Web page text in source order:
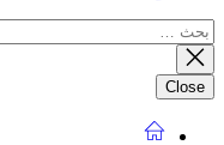
البحث
عن:
Close